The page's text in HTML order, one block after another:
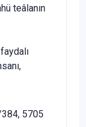
teâlanın
5705